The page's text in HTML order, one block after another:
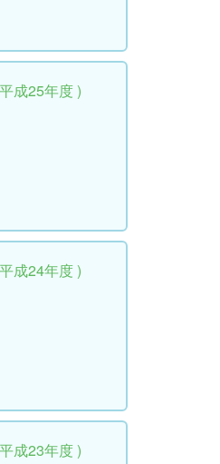
成25年度 )
成24年度 )
成23年度 )